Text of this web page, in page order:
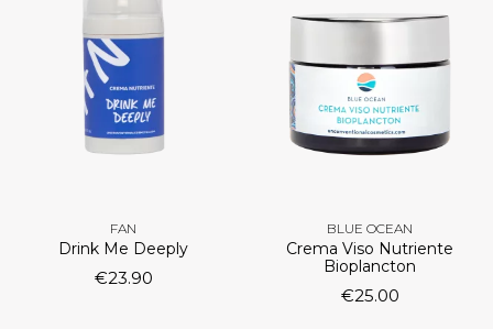
FAN
Drink Me Deeply
€23.90
BLUE OCEAN
Crema Viso Nutriente
Bioplancton
€25.00